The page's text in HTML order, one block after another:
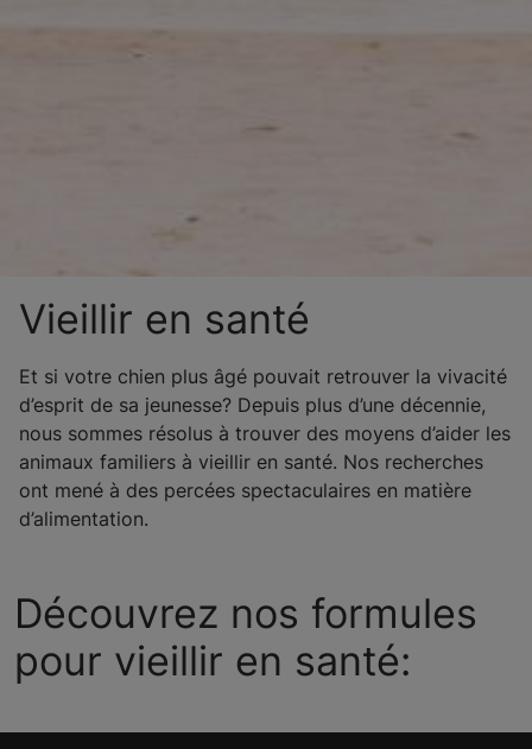
Vieillir en santé
Et si votre chien plus âgé pouvait retrouver la vivacité
d’esprit de sa jeunesse? Depuis plus d’une décennie,
nous sommes résolus à trouver des moyens d’aider les
animaux familiers à vieillir en santé. Nos recherches
ont mené à des percées spectaculaires en matière
d’alimentation.
Découvrez nos formules
pour vieillir en santé: